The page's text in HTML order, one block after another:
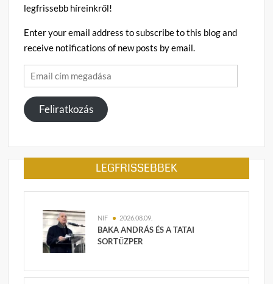
legfrissebb híreinkről!
Enter your email address to subscribe to this blog and
receive notifications of new posts by email.
Email
cím
megadása
Feliratkozás
LEGFRISSEBBEK
NIF 2026.08.09.
BAKA ANDRÁS ÉS A TATAI
SORTŰZPER